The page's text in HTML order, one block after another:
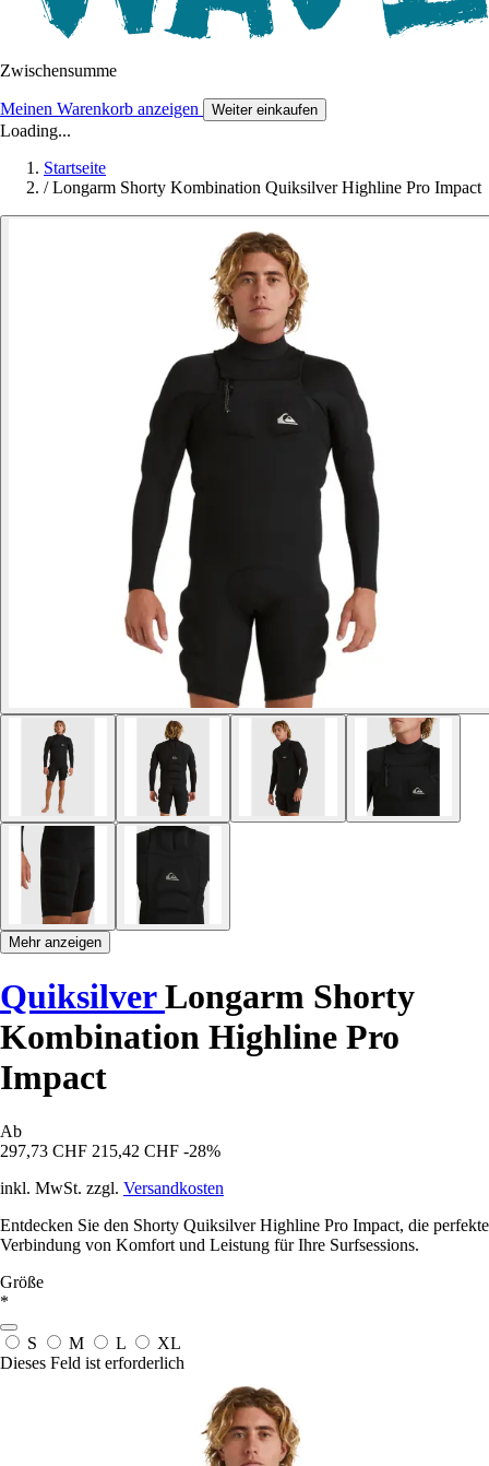
Zwischensumme
Meinen Warenkorb anzeigen Weiter einkaufen
Loading...
Startseite
/ Longarm Shorty Kombination Quiksilver Highline Pro Impact
Mehr anzeigen
QuiksilverLongarm Shorty
Kombination Highline Pro
Impact
Ab
297,73 CHF 215,42 CHF -28%
inkl. MwSt. zzgl. Versandkosten
Entdecken Sie den Shorty Quiksilver Highline Pro Impact, die perfekte
Verbindung von Komfort und Leistung für Ihre Surfsessions.
Größe
*
S M L
XL
Dieses Feld ist erforderlich